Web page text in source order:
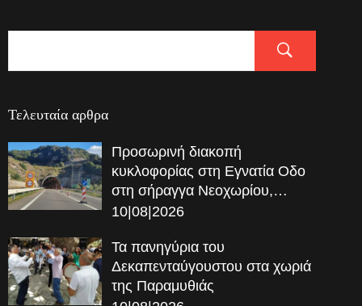
Τελευταία αρθρα
Προσωρινή διακοπή
κυκλοφορίας στη Εγνατία Οδο
στη σήραγγα Νεοχωρίου,…
10|08|2026
Τα πανηγύρια του
Δεκαπενταύγουστου στα χωριά
της Παραμυθιάς